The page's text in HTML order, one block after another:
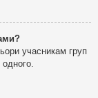
учасникам груп